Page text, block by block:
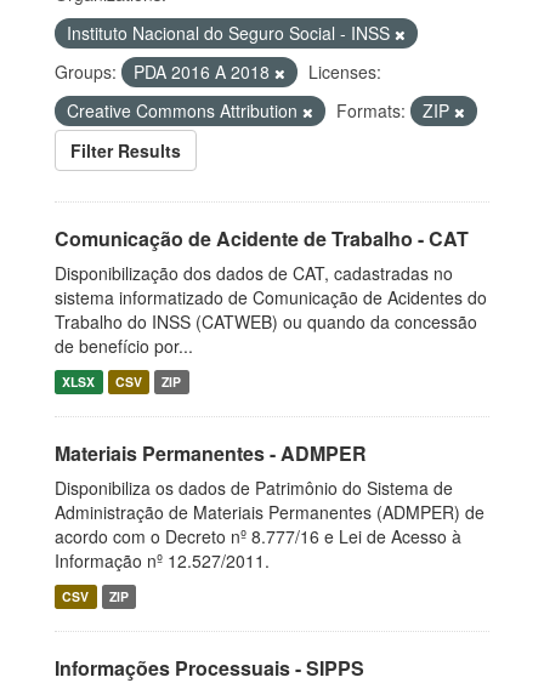
Instituto Nacional do Seguro Social - INSS
Groups:
PDA 2016 A 2018
Licenses:
Creative Commons Attribution
Formats:
ZIP
Filter Results
Comunicação de Acidente de Trabalho - CAT
Disponibilização dos dados de CAT, cadastradas no
sistema informatizado de Comunicação de Acidentes do
Trabalho do INSS (CATWEB) ou quando da concessão
de benefício por...
XLSX CSV ZIP
Materiais Permanentes - ADMPER
Disponibiliza os dados de Patrimônio do Sistema de
Administração de Materiais Permanentes (ADMPER) de
acordo com o Decreto nº 8.777/16 e Lei de Acesso à
Informação nº 12.527/2011.
CSV ZIP
Informações Processuais - SIPPS